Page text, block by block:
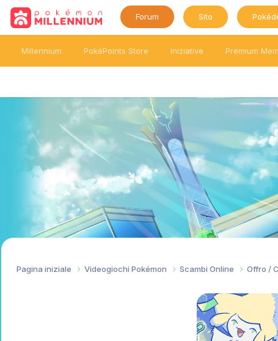
Forum Sito
Millennium PokéPoints Store Iniziative Premium
Pagina iniziale Videogiochi Pokémon Scambi Online Offro /